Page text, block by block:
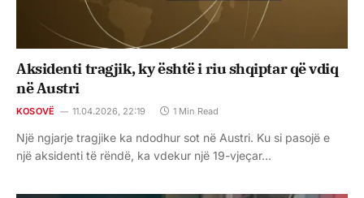
Aksidenti tragjik, ky është i riu shqiptar që vdiq
në Austri
KOSOVË 11.04.2026, 22:19 1 Min Read
Një ngjarje tragjike ka ndodhur sot në Austri. Ku si pasojë e
një aksidenti të rëndë, ka vdekur një 19-vjeçar…